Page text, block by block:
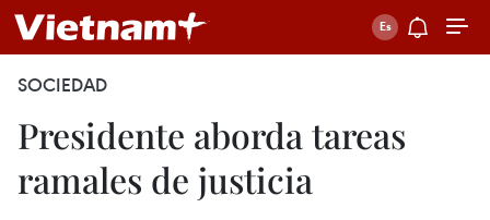
SOCIEDAD
Presidente aborda tareas
ramales de justicia